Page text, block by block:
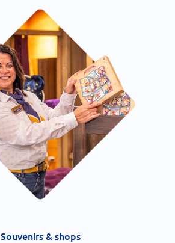
Souvenirs & shops